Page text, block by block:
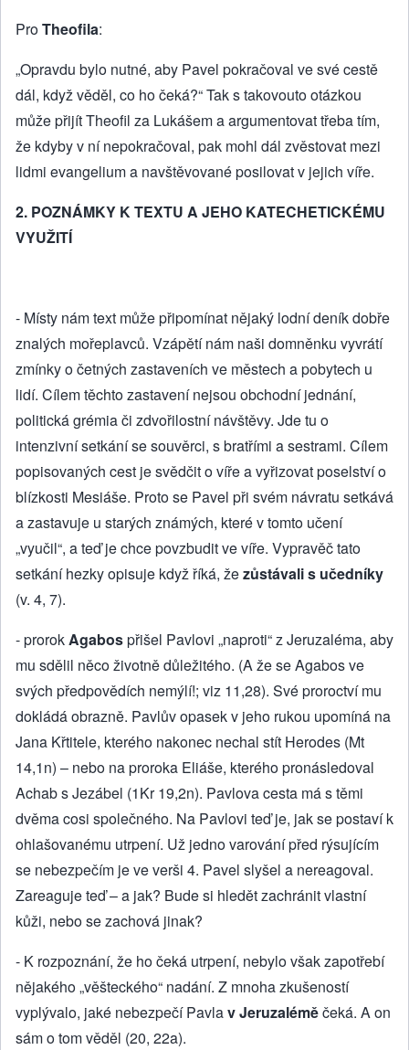
ProTheofila:
„Opravdu bylo nutné, aby Pavel pokračoval ve své cestě
dál, když věděl, co ho čeká?“ Tak s takovouto otázkou
může přijít Theofil za Lukášem a argumentovat třeba tím,
že kdyby v ní nepokračoval, pak mohl dál zvěstovat mezi
lidmi evangelium a navštěvované posilovat v jejich víře.
2. POZNÁMKY K TEXTU A JEHO KATECHETICKÉMU
VYUŽITÍ
- Místy nám text může připomínat nějaký lodní deník dobře
znalých mořeplavců. Vzápětí nám naši domněnku vyvrátí
zmínky o četných zastaveních ve městech a pobytech u
lidí. Cílem těchto zastavení nejsou obchodní jednání,
politická grémia či zdvořilostní návštěvy. Jde tu o
intenzivní setkání se souvěrci, s bratřími a sestrami. Cílem
popisovaných cest je svědčit o víře a vyřizovat poselství o
blízkosti Mesiáše. Proto se Pavel při svém návratu setkává
a zastavuje u starých známých, které v tomto učení
„vyučil“, a teď je chce povzbudit ve víře. Vypravěč tato
setkání hezky opisuje když říká, žezůstávali s učedníky
(v. 4, 7).
- prorokAgabospřišel Pavlovi „naproti“ z Jeruzaléma, aby
mu sdělil něco životně důležitého. (A že se Agabos ve
svých předpovědích nemýlí!; viz 11,28). Své proroctví mu
dokládá obrazně. Pavlův opasek v jeho rukou upomíná na
Jana Křtitele, kterého nakonec nechal stít Herodes (Mt
14,1n) – nebo na proroka Eliáše, kterého pronásledoval
Achab s Jezábel (1Kr 19,2n). Pavlova cesta má s těmi
dvěma cosi společného. Na Pavlovi teď je, jak se postaví k
ohlašovanému utrpení. Už jedno varování před rýsujícím
se nebezpečím je ve verši 4. Pavel slyšel a nereagoval.
Zareaguje teď – a jak? Bude si hledět zachránit vlastní
kůži, nebo se zachová jinak?
- K rozpoznání, že ho čeká utrpení, nebylo však zapotřebí
nějakého „věšteckého“ nadání. Z mnoha zkušeností
vyplývalo, jaké nebezpečí Pavlav Jeruzaléměčeká. A on
sám o tom věděl (20, 22a).